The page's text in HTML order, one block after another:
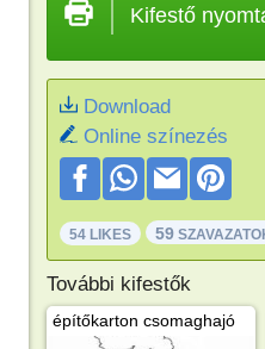
Kifestő
Download
Online színezés
54 LIKES 59
További kifestők
építőkarton csomaghajó